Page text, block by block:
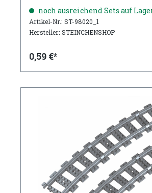
noch ausreichend Sets auf
Artikel-Nr.: ST-98020_1
Hersteller: STEINCHENSHOP
0,59 €*